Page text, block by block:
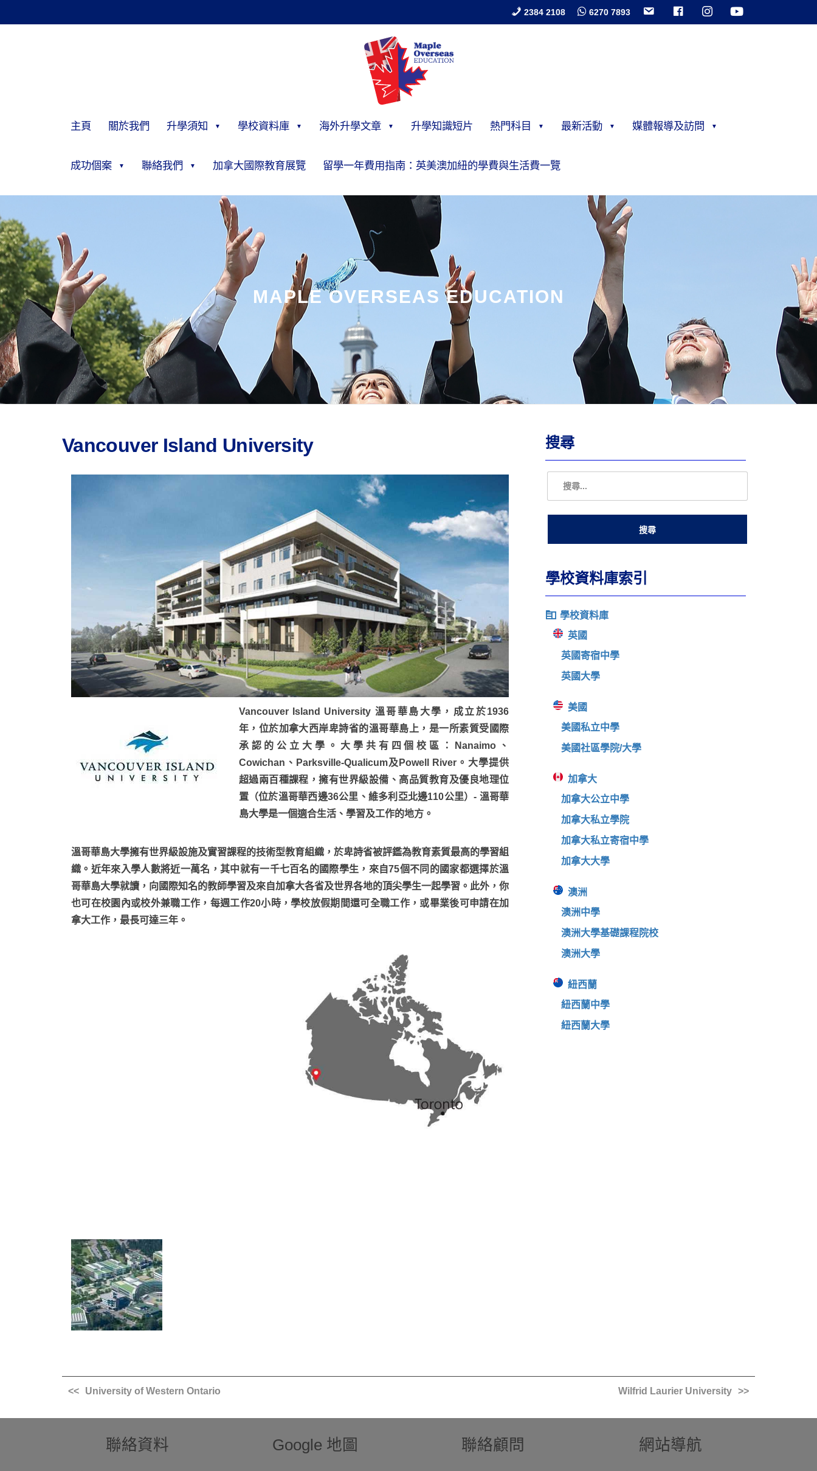
2384 2108 6270 7893
主頁 關於我們 升學須知 學校資料庫 海外升學文章 升學知識短片 熱門科目 最新活動 媒體報導及訪問
成功個案 聯絡我們 加拿大國際教育展覽 留學一年費用指南：英美澳加紐的學費與生活費一覽
MAPLE OVERSEAS EDUCATION
Vancouver Island University
Vancouver Island University 溫哥華島大學，成立於1936
年，位於加拿大西岸卑詩省的溫哥華島上，是一所素質受國際
承認的公立大學。大學共有四個校區：Nanaimo、
Cowichan、Parksville-Qualicum及Powell River。大學提供
超過兩百種課程，擁有世界級設備、高品質教育及優良地理位
置（位於溫哥華西邊36公里、維多利亞北邊110公里）- 溫哥華
島大學是一個適合生活、學習及工作的地方。
溫哥華島大學擁有世界級設施及實習課程的技術型教育組織，於卑詩省被評鑑為教育素質最高的學習組
織。近年來入學人數將近一萬名，其中就有一千七百名的國際學生，來自75個不同的國家都選擇於溫
哥華島大學就讀，向國際知名的教師學習及來自加拿大各省及世界各地的頂尖學生一起學習。此外，你
也可在校園內或校外兼職工作，每週工作20小時，學校放假期間還可全職工作，或畢業後可申請在加
拿大工作，最長可達三年。
搜尋
學校資料庫索引
學校資料庫
英國
英國寄宿中學
英國大學
美國
美國私立中學
美國社區學院/大學
加拿大
加拿大公立中學
加拿大私立學院
加拿大私立寄宿中學
加拿大大學
澳洲
澳洲中學
澳洲大學基礎課程院校
澳洲大學
紐西蘭
紐西蘭中學
紐西蘭大學
University of Western Ontario Wilfrid Laurier University
聯絡資料 Google 地圖 聯絡顧問 網站導航